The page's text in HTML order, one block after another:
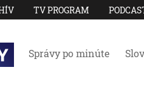
TV PROGRAM
Správy po minúte